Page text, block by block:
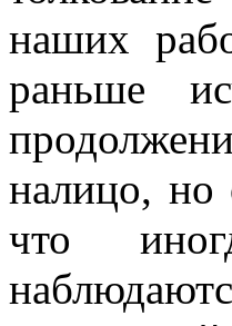
наших
раньше
налицо, но
что